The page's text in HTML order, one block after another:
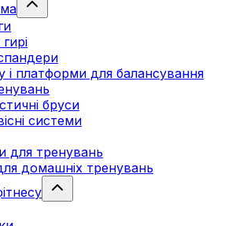
і платформи для балансування
бруси
системи
для тренувань
домашніх тренувань